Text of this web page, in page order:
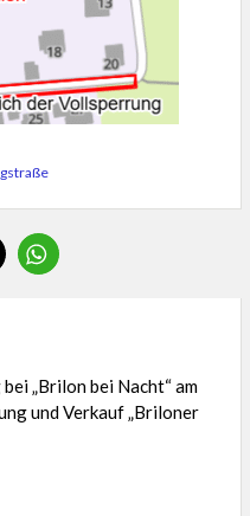
„Brilon bei Nacht“ am
und Verkauf „Briloner